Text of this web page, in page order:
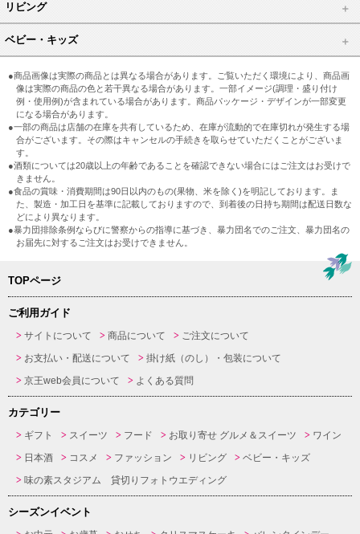
リビング
ベビー・キッズ
●商品画像は実際の商品とは異なる場合があります。ご覧いただく環境により、商品画
像は実際の商品の色と若干異なる場合があります。一部イメージ(調理・盛り付け
例・使用例)が含まれている場合があります。商品パッケージ・デザインが一部変更
になる場合があります。
●一部の商品は店舗の在庫を共有しているため、在庫が流動的で在庫切れが発生する場
合がございます。その際はキャンセルの手続きを取らせていただくことがございま
す。
●酒類については20歳以上の年齢であることを確認できない場合にはご注文はお受けで
きません。
●食品の賞味・消費期間は90日以内のもの(果物、米を除く)を明記しております。ま
た、製造・加工日を基準に記載しておりますので、到着後の日持ち期間は配送日数な
どにより異なります。
●暴力団排除条例ならびに警察からの指導に基づき、暴力団名でのご注文、暴力団名の
お届先に対するご注文はお受けできません。
TOPページ
ご利用ガイド
サイトについて 商品について
ご注文について
お支払い・配送について
掛け紙（のし）・包装について
京王web会員について
よくある質問
カテゴリー
ギフト スイーツ フード お取り寄せ グルメ＆スイーツ
ワイン
日本酒
コスメ ファッション リビング
ベビー・キッズ
味の素スタジアム 貸切りフォトウエディング
シーズンイベント